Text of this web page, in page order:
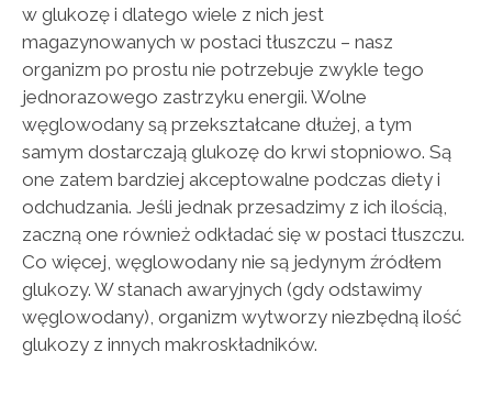
w glukozę i dlatego wiele z nich jest
magazynowanych w postaci tłuszczu – nasz
organizm po prostu nie potrzebuje zwykle tego
jednorazowego zastrzyku energii. Wolne
węglowodany są przekształcane dłużej, a tym
samym dostarczają glukozę do krwi stopniowo. Są
one zatem bardziej akceptowalne podczas diety i
odchudzania. Jeśli jednak przesadzimy z ich ilością,
zaczną one również odkładać się w postaci tłuszczu.
Co więcej, węglowodany nie są jedynym źródłem
glukozy. W stanach awaryjnych (gdy odstawimy
węglowodany), organizm wytworzy niezbędną ilość
glukozy z innych makroskładników.